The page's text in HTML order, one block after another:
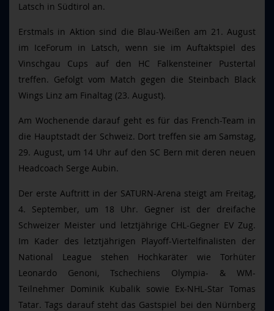
Latsch in Südtirol an.
Erstmals in Aktion sind die Blau-Weißen am 21. August
im IceForum in Latsch, wenn sie im Auftaktspiel des
Vinschgau Cups auf den HC Falkensteiner Pustertal
treffen. Gefolgt vom Match gegen die Steinbach Black
Wings Linz am Finaltag (23. August).
Am Wochenende darauf geht es für das French-Team in
die Hauptstadt der Schweiz. Dort treffen sie am Samstag,
29. August, um 14 Uhr auf den SC Bern mit deren neuen
Headcoach Serge Aubin.
Der erste Auftritt in der SATURN-Arena steigt am Freitag,
4. September, um 18 Uhr. Gegner ist der dreifache
Schweizer Meister und letztjährige CHL-Gegner EV Zug.
Im Kader des letztjährigen Playoff-Viertelfinalisten der
National League stehen Hochkaräter wie Torhüter
Leonardo Genoni, Tschechiens Olympia- & WM-
Teilnehmer Dominik Kubalik sowie Ex-NHL-Star Tomas
Tatar. Tags darauf steht das Gastspiel bei den Nürnberg